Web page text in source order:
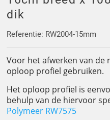
Driehoek/Wig profielen
Silicone U Profielen
Luikenpakking
Oploopprofielen
Hoekprofielen
O-ringen
Schoonmaakmiddel
dik
Referentie: RW2004-15mm
Voor het afwerken van
oploop profiel gebruiken.
Het oploop profiel is
behulp van de hiervoor
Polymeer RW7575